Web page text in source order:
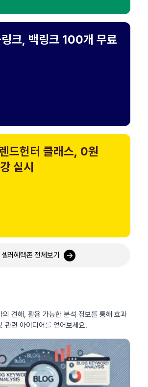
크, 백링크 100개 무료
드헌터 클래스, 0원
실시
셀러혜택존 전체보기
의 견해, 활용 가능한 분석 정보를 통해 효과
관련 아이디어를 얻어보세요.